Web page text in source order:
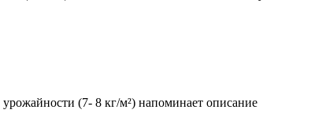
(7- 8 кг/м²) напоминает описание